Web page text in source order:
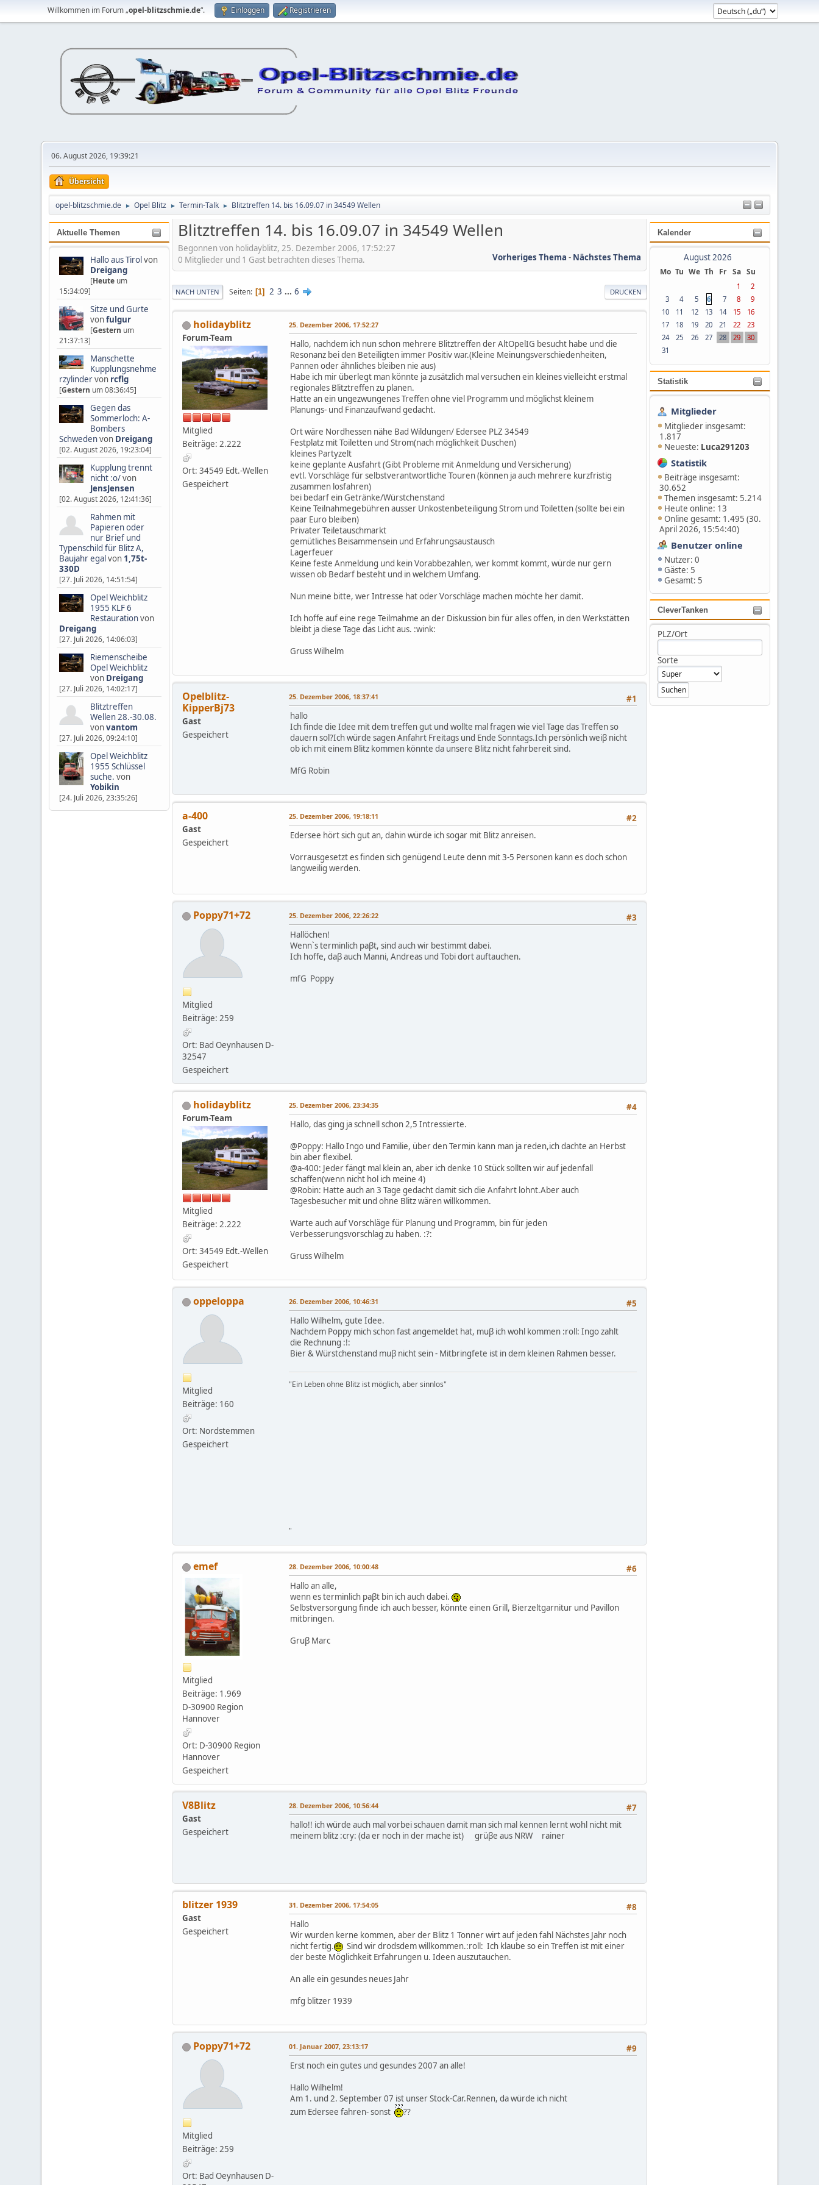
Willkommen im Forum „opel-blitzschmie.de“. Einloggen Registrieren
06. August 2026, 19:39:21
Übersicht
opel-blitzschmie.de ► Opel Blitz ► Termin-Talk ► Blitztreffen 14. bis 16.09.07 in 34549 Wellen
Aktuelle Themen
Hallo aus Tirolvon
Dreigang
[Heuteum
15:34:09]
Sitze und Gurte
vonfulgur
[Gestern um
21:37:13]
Manschette
Kupplungsnehme
rzylindervon rcflg
[Gestern um 08:36:45]
Gegen das
Sommerloch: A-
Bombers
Schwedenvon Dreigang
[02. August 2026, 19:23:04]
Kupplung trennt
nicht :o/von
JensJensen
[02. August 2026, 12:41:36]
Rahmen mit
Papieren oder
nur Brief und
Typenschild für Blitz A,
Baujahr egalvon 1,75t-
330D
[27. Juli 2026, 14:51:54]
Opel Weichblitz
1955 KLF 6
Restaurationvon
Dreigang
[27. Juli 2026, 14:06:03]
Riemenscheibe
Opel Weichblitz
von Dreigang
[27. Juli 2026, 14:02:17]
Blitztreffen
Wellen 28.-30.08.
vonvantom
[27. Juli 2026, 09:24:10]
Opel Weichblitz
1955 Schlüssel
suche. von
Yobikin
[24. Juli 2026, 23:35:26]
Kalender
August 2026
Mo Tu We Th Fr Sa Su
1
2
3
4 5 6 7 8
9
10
11 12 13 14 15
16
17
18 19 20 21 22
23
24
25 26 27 28 29
30
31
Statistik
Mitglieder
Mitglieder insgesamt:
1.817
Neueste: Luca291203
Statistik
Beiträge insgesamt:
30.652
Themen insgesamt: 5.214
Heute online: 13
Online gesamt: 1.495 (30.
April 2026, 15:54:40)
Benutzer online
Nutzer: 0
Gäste: 5
Gesamt: 5
CleverTanken
PLZ/Ort
Sorte
Blitztreffen 14. bis 16.09.07 in 34549 Wellen
Begonnen von holidayblitz, 25. Dezember 2006, 17:52:27
Vorheriges Thema - Nächstes Thema
0 Mitglieder und 1 Gast betrachten dieses Thema.
DRUCKEN
NACH UNTEN Seiten 1 2 3 ... 6
holidayblitz
Forum-Team
Mitglied
Beiträge: 2.222
Ort: 34549 Edt.-Wellen
Gespeichert
25. Dezember 2006, 17:52:27
Hallo, nachdem ich nun schon mehrere Blitztreffen der AltOpelIG besucht habe und die
Resonanz bei den Beteiligten immer Positiv war.(Kleine Meinungsverschiedenheiten,
Pannen oder ähnliches bleiben nie aus)
Habe ich mir überlegt man könnte ja zusätzlich mal versuchen ein kleines vielleicht erstmal
regionales Blitztreffen zu planen.
Hatte an ein ungezwungenes Treffen ohne viel Programm und möglichst kleinem
Planungs- und Finanzaufwand gedacht.
Ort wäre Nordhessen nähe Bad Wildungen/ Edersee PLZ 34549
Festplatz mit Toiletten und Strom(nach möglichkeit Duschen)
kleines Partyzelt
keine geplante Ausfahrt (Gibt Probleme mit Anmeldung und Versicherung)
evtl. Vorschläge für selbstverantwortliche Touren (können ja auch mehrere kurzfristig
zusammen losfahren)
bei bedarf ein Getränke/Würstchenstand
Keine Teilnahmegebühren ausser Unkostenbeteiligung Strom und Toiletten (sollte bei ein
paar Euro bleiben)
Privater Teiletauschmarkt
gemütliches Beisammensein und Erfahrungsaustausch
Lagerfeuer
Keine feste Anmeldung und kein Vorabbezahlen, wer kommt kommt, würde nur gern
wissen ob Bedarf besteht und in welchem Umfang.
Nun meine bitte, wer Intresse hat oder Vorschläge machen möchte her damit.
Ich hoffe auf eine rege Teilmahme an der Diskussion bin für alles offen, in den Werkstätten
bleibt ja diese Tage das Licht aus. :wink:
Gruss Wilhelm
Opelblitz-
KipperBj73
Gast
Gespeichert
#1
25. Dezember 2006, 18:37:41
hallo
Ich finde die Idee mit dem treffen gut und wollte mal fragen wie viel Tage das Treffen so
dauern sol?Ich würde sagen Anfahrt Freitags und Ende Sonntags.Ich persönlich weiβ nicht
ob ich mit einem Blitz kommen könnte da unsere Blitz nicht fahrbereit sind.
MfG Robin
a-400
Gast
Gespeichert
#2
25. Dezember 2006, 19:18:11
Edersee hört sich gut an, dahin würde ich sogar mit Blitz anreisen.
Vorrausgesetzt es finden sich genügend Leute denn mit 3-5 Personen kann es doch schon
langweilig werden.
Poppy71+72
Mitglied
Beiträge: 259
Ort: Bad Oeynhausen D-
32547
Gespeichert
#3
25. Dezember 2006, 22:26:22
Hallöchen!
Wenn`s terminlich paβt, sind auch wir bestimmt dabei.
Ich hoffe, daβ auch Manni, Andreas und Tobi dort auftauchen.
mfG Poppy
holidayblitz
Forum-Team
Mitglied
Beiträge: 2.222
Ort: 34549 Edt.-Wellen
Gespeichert
#4
25. Dezember 2006, 23:34:35
Hallo, das ging ja schnell schon 2,5 Intressierte.
@Poppy: Hallo Ingo und Familie, über den Termin kann man ja reden,ich dachte an Herbst
bin aber flexibel.
@a-400: Jeder fängt mal klein an, aber ich denke 10 Stück sollten wir auf jedenfall
schaffen(wenn nicht hol ich meine 4)
@Robin: Hatte auch an 3 Tage gedacht damit sich die Anfahrt lohnt.Aber auch
Tagesbesucher mit und ohne Blitz wären willkommen.
Warte auch auf Vorschläge für Planung und Programm, bin für jeden
Verbesserungsvorschlag zu haben. :?:
Gruss Wilhelm
oppeloppa
Mitglied
Beiträge: 160
Ort: Nordstemmen
Gespeichert
#5
26. Dezember 2006, 10:46:31
Hallo Wilhelm, gute Idee.
Nachdem Poppy mich schon fast angemeldet hat, muβ ich wohl kommen :roll: Ingo zahlt
die Rechnung :!:
Bier & Würstchenstand muβ nicht sein - Mitbringfete ist in dem kleinen Rahmen besser.
"Ein Leben ohne Blitz ist möglich, aber sinnlos"
"
emef
Mitglied
Beiträge: 1.969
D-30900 Region
Hannover
Ort: D-30900 Region
Hannover
Gespeichert
#6
28. Dezember 2006, 10:00:48
Hallo an alle,
wenn es terminlich paβt bin ich auch dabei.
Selbstversorgung finde ich auch besser, könnte einen Grill, Bierzeltgarnitur und Pavillon
mitbringen.
Gruβ Marc
V8Blitz
Gast
Gespeichert
#7
28. Dezember 2006, 10:56:44
hallo!! ich würde auch mal vorbei schauen damit man sich mal kennen lernt wohl nicht mit
meinem blitz :cry: (da er noch in der mache ist) grüβe aus NRW rainer
blitzer 1939
Gast
Gespeichert
#8
31. Dezember 2006, 17:54:05
Hallo
Wir wurden kerne kommen, aber der Blitz 1 Tonner wirt auf jeden fahl Nächstes Jahr noch
nicht fertig.
Sind wir drodsdem willkommen.:roll: Ich klaube so ein Treffen ist mit einer
der beste Möglichkeit Erfahrungen u. Ideen auszutauchen.
An alle ein gesundes neues Jahr
mfg blitzer 1939
Poppy71+72
Mitglied
Beiträge: 259
Ort: Bad Oeynhausen D-
#9
01. Januar 2007, 23:13:17
Erst noch ein gutes und gesundes 2007 an alle!
Hallo Wilhelm!
Am 1. und 2. September 07 ist unser Stock-Car.Rennen, da würde ich nicht
zum Edersee fahren- sonst
??